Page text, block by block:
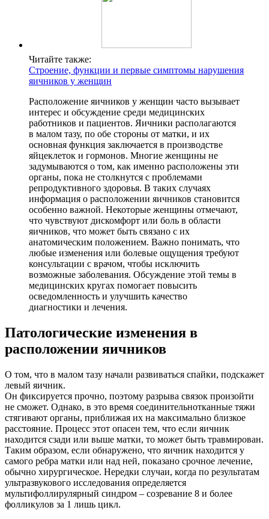
Читайте также:
Строение, функции и первые симптомы нарушения
яичников у женщин
Расположение яичников у женщин часто вызывает
интерес и обсуждение среди медицинских
работников и пациентов. Яичники располагаются
в малом тазу, по обе стороны от матки, и их
основная функция заключается в производстве
яйцеклеток и гормонов. Многие женщины не
задумываются о том, как именно расположены эти
органы, пока не столкнутся с проблемами
репродуктивного здоровья. В таких случаях
информация о расположении яичников становится
особенно важной. Некоторые женщины отмечают,
что чувствуют дискомфорт или боль в области
яичников, что может быть связано с их
анатомическим положением. Важно понимать, что
любые изменения или болевые ощущения требуют
консультации с врачом, чтобы исключить
возможные заболевания. Обсуждение этой темы в
медицинских кругах помогает повысить
осведомленность и улучшить качество
диагностики и лечения.
Патологические изменения в
расположении яичников
О том, что в малом тазу начали развиваться спайки, подскажет
левый яичник.
Он фиксируется прочно, поэтому разрыва связок произойти
не сможет. Однако, в это время соединительнотканные тяжи
стягивают органы, приближая их на максимально близкое
расстояние. Процесс этот опасен тем, что если яичник
находится сзади или выше матки, то может быть травмирован.
Таким образом, если обнаружено, что яичник находится у
самого ребра матки или над ней, показано срочное лечение,
обычно хирургическое. Нередки случаи, когда по результатам
ультразвукового исследования определяется
мультифоллирулярный синдром – созревание 8 и более
фолликулов за 1 лишь цикл.